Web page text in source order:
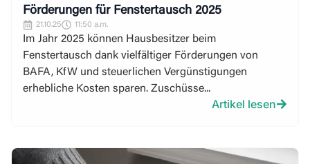
Förderungen für Fenstertausch 2025
21.10.25 11:50 a.m.
Im Jahr 2025 können Hausbesitzer beim
Fenstertausch dank vielfältiger Förderungen von
BAFA, KfW und steuerlichen Vergünstigungen
erhebliche Kosten sparen. Zuschüsse...
Artikel lesen